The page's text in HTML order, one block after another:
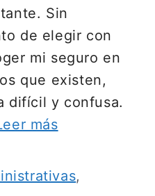
Sin
de elegir con
mi seguro en
que existen,
difícil y confusa.
más
,